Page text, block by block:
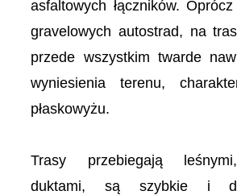
asfaltowych łączników.
gravelowych autostrad, na
przede wszystkim twarde
wyniesienia terenu,
płaskowyżu.
Trasy przebiegają
duktami, są szybkie i